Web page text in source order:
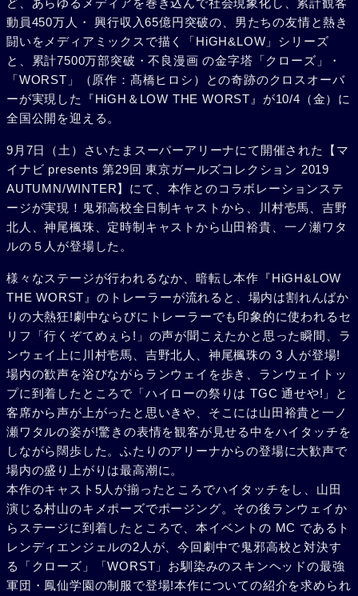
動員450万人・ 興行収入65億円突破の、男たちの友情と熱き
闘いをメディアミックスで描く「HiGH&LOW」シリーズ
と、累計7500万部突破・不良漫画 の金字塔「クローズ」・
「WORST」（原作：髙橋ヒロシ）との奇跡のクロスオーバ
ーが実現した『HiGH＆LOW THE WORST』が10/4（金）に
全国公開を迎える。
9月7日（土）さいたまスーパーアリーナにて開催された【マ
イナビ presents 第29回 東京ガールズコレクション 2019
AUTUMN/WINTER】にて、本作とのコラボレーションステ
ージが実現！鬼邪高校全日制キャストから、川村壱馬、吉野
北人、神尾楓珠、定時制キャストから山田裕貴、一ノ瀬ワタ
ルの５人が登場した。
様々なステージが行われるなか、暗転し本作『HiGH&LOW
THE WORST』のトレーラーが流れると、場内は割れんばか
りの大熱狂!劇中ならびにトレーラーでも印象的に使われるセ
リフ「行くぞてめぇら!」の声が聞こえたかと思った瞬間、ラ
ンウェイ上に川村壱馬、吉野北人、神尾楓珠の 3 人が登場!
場内の歓声を浴びながらランウェイを歩き、ランウェイトッ
プに到着したところで「ハイローの祭りは TGC 通せや!」と
客席から声が上がったと思いきや、そこには山田裕貴と一ノ
瀬ワタルの姿が!驚きの表情を観客が見せる中をハイタッチを
しながら闊歩した。ふたりのアリーナからの登場に大歓声で
場内の盛り上がりは最高潮に。
本作のキャスト5人が揃ったところでハイタッチをし、山田
演じる村山のキメポーズでポージング。その後ランウェイか
らステージに到着したところで、本イベントの MC であるト
レンディエンジェルの2人が、今回劇中で鬼邪高校と対決す
る「クローズ」「WORST」お馴染みのスキンヘッドの最強
軍団・鳳仙学園の制服で登場!本作についての紹介を求められ